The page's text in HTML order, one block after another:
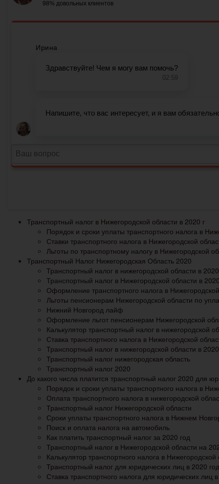
Транспортный налог в Нижегородской области в 2020 г
Порядок и сроки уплаты транспортного налога в
Ставки транспортного налога в Нижегородской
Льготы по транспортному налогу в Нижегородской
Транспортный Налог Нижегородская Область 2020
Транспортный налог в нижегородской области в
Транспортный налог в Нижегородской области в
Оформление транспортного налога в
Льготы пенсионерам Нижегородской области по
Нижний Новгород лайф
Оформление льгот пенсионерам Нижегородской
Калькулятор транспортный налог в нижегородской
Ставка транспортного налога в Нижегородской
Транспортный налог в нижегородской области в
Транспортный налог нижегородская область
Транспортный налог 2020
До какого числа платится транспортный налог 2020 для
Порядок и сроки уплаты транспортного налога в
Оплата транспортного налога в нижегородской
Транспортный налог Нижегородской области
Сроки уплаты транспортного налога в Нижнем
Поиск и оплата налога на автомобиль
Как платить транспортный налог за 2020 год
Транспортный налог в Нижегородской области на
Калькулятор транспортного налога в Нижегородской
Транспортный налог для юридических лиц в 2020
Ставка транспортного налога для юридических лиц